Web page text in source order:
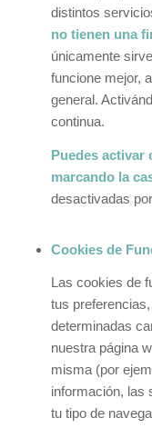
distintos
no tienen una
únicamente
funcione mejor,
general.
continua.
Puedes activar
marcando la
desactivadas
Cookies de
Las cookies de
tus
determinadas
nuestra página
misma (por
información, las
tu tipo de